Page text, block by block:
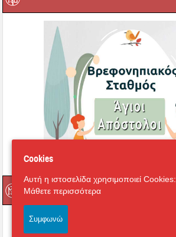
e-learning
Cookies
Αυτή η ιστοσελίδα χρησιμοποιεί Cookies:
Μάθετε περισσότερα
Συμφωνώ